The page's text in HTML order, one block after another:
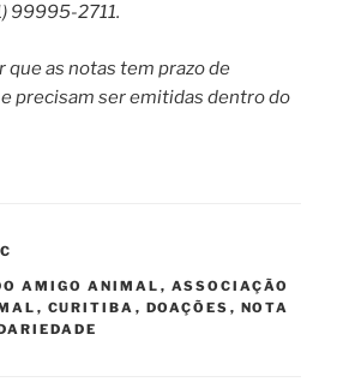
99995-2711.
as notas tem prazo de
precisam ser emitidas dentro do
AMIGO ANIMAL , ASSOCIAÇÃO
, CURITIBA , DOAÇÕES , NOTA